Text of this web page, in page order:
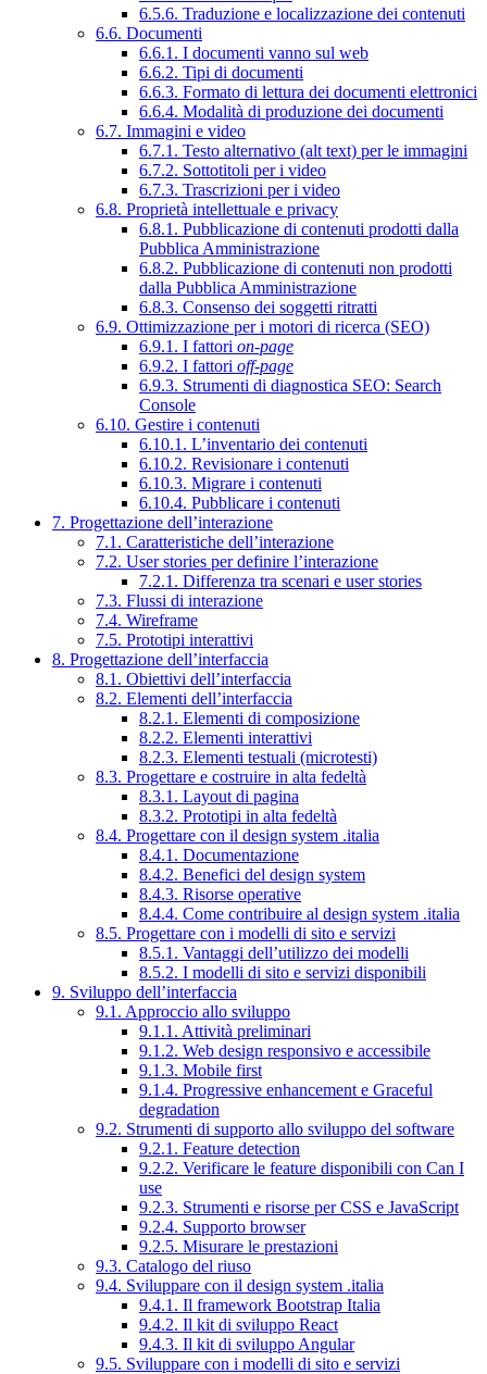
6.5.6. Traduzione e localizzazione dei contenuti
6.6. Documenti
6.6.1. I documenti vanno sul web
6.6.2. Tipi di documenti
6.6.3. Formato di lettura dei documenti elettronici
6.6.4. Modalità di produzione dei documenti
6.7. Immagini e video
6.7.1. Testo alternativo (alt text) per le immagini
6.7.2. Sottotitoli per i video
6.7.3. Trascrizioni per i video
6.8. Proprietà intellettuale e privacy
6.8.1. Pubblicazione di contenuti prodotti dalla
Pubblica Amministrazione
6.8.2. Pubblicazione di contenuti non prodotti
dalla Pubblica Amministrazione
6.8.3. Consenso dei soggetti ritratti
6.9. Ottimizzazione per i motori di ricerca (SEO)
6.9.1. I fattori on-page
6.9.2. I fattori off-page
6.9.3. Strumenti di diagnostica SEO: Search
Console
6.10. Gestire i contenuti
6.10.1. L’inventario dei contenuti
6.10.2. Revisionare i contenuti
6.10.3. Migrare i contenuti
6.10.4. Pubblicare i contenuti
7. Progettazione dell’interazione
7.1. Caratteristiche dell’interazione
7.2. User stories per definire l’interazione
7.2.1. Differenza tra scenari e user stories
7.3. Flussi di interazione
7.4. Wireframe
7.5. Prototipi interattivi
8. Progettazione dell’interfaccia
8.1. Obiettivi dell’interfaccia
8.2. Elementi dell’interfaccia
8.2.1. Elementi di composizione
8.2.2. Elementi interattivi
8.2.3. Elementi testuali (microtesti)
8.3. Progettare e costruire in alta fedeltà
8.3.1. Layout di pagina
8.3.2. Prototipi in alta fedeltà
8.4. Progettare con il design system .italia
8.4.1. Documentazione
8.4.2. Benefici del design system
8.4.3. Risorse operative
8.4.4. Come contribuire al design system .italia
8.5. Progettare con i modelli di sito e servizi
8.5.1. Vantaggi dell’utilizzo dei modelli
8.5.2. I modelli di sito e servizi disponibili
9. Sviluppo dell’interfaccia
9.1. Approccio allo sviluppo
9.1.1. Attività preliminari
9.1.2. Web design responsivo e accessibile
9.1.3. Mobile first
9.1.4. Progressive enhancement e Graceful
degradation
9.2. Strumenti di supporto allo sviluppo del software
9.2.1. Feature detection
9.2.2. Verificare le feature disponibili con Can I
use
9.2.3. Strumenti e risorse per CSS e JavaScript
9.2.4. Supporto browser
9.2.5. Misurare le prestazioni
9.3. Catalogo del riuso
9.4. Sviluppare con il design system .italia
9.4.1. Il framework Bootstrap Italia
9.4.2. Il kit di sviluppo React
9.4.3. Il kit di sviluppo Angular
9.5. Sviluppare con i modelli di sito e servizi